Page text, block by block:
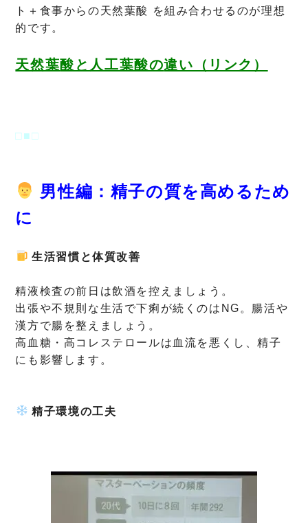
ト＋食事からの天然葉酸 を組み合わせるのが理想
的です。
天然葉酸と人工葉酸の違い（リンク）
□■□
男性編：精子の質を高めるため
に
生活習慣と体質改善
精液検査の前日は飲酒を控えましょう。
出張や不規則な生活で下痢が続くのはNG。腸活や
漢方で腸を整えましょう。
高血糖・高コレステロールは血流を悪くし、精子
にも影響します。
精子環境の工夫